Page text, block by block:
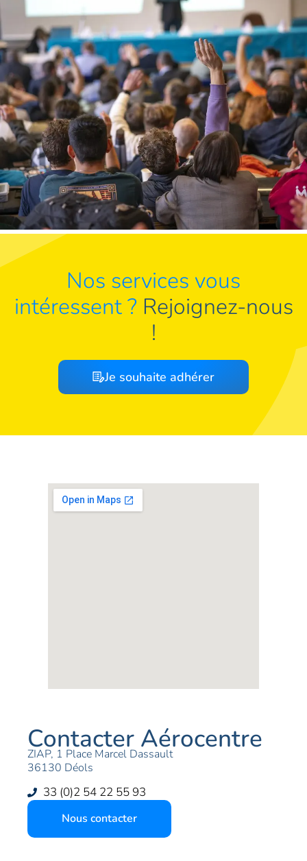
Nos services vous
intéressent ? Rejoignez-nous
!
Je souhaite adhérer
Contacter Aérocentre
ZIAP, 1 Place Marcel Dassault
36130 Déols
33 (0)2 54 22 55 93
Nous contacter